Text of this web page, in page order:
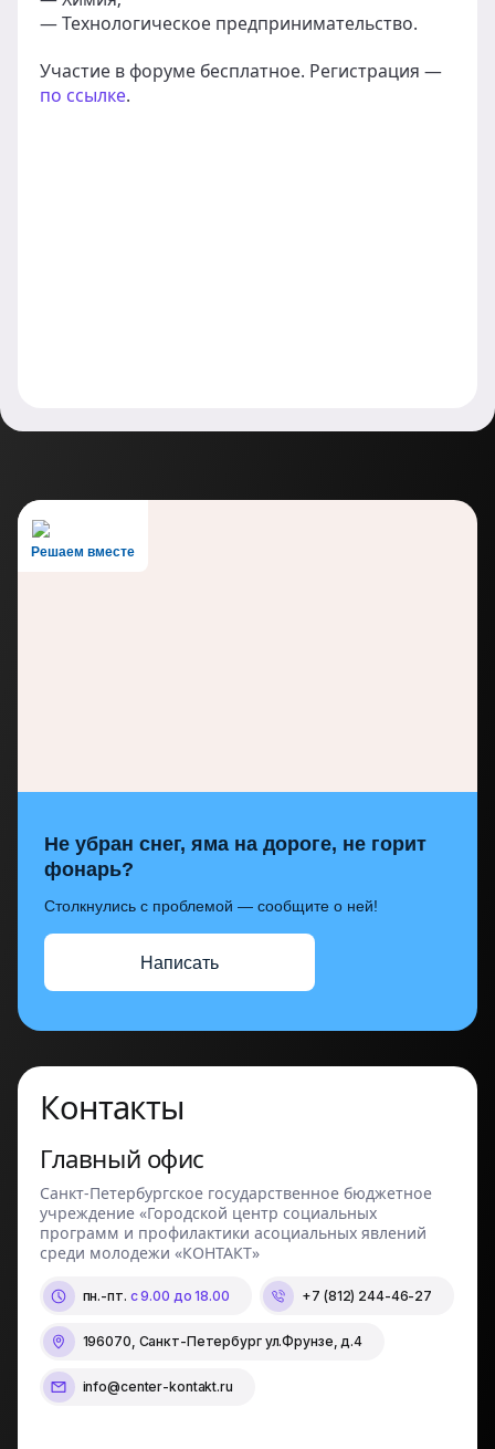
— Технологическое предпринимательство.
Участие в форуме бесплатное. Регистрация —
по ссылке.
Решаем вместе
Не убран снег, яма на дороге, не горит
фонарь?
Столкнулись с проблемой — сообщите о ней!
Написать
Контакты
Главный офис
Санкт-Петербургское государственное бюджетное
учреждение «Городской центр социальных
программ и профилактики асоциальных явлений
среди молодежи «КОНТАКТ»
пн.-пт. с 9.00 до 18.00 +7 (812) 244-46-27
196070, Санкт-Петербург ул.Фрунзе, д.4
info@center-kontakt.ru